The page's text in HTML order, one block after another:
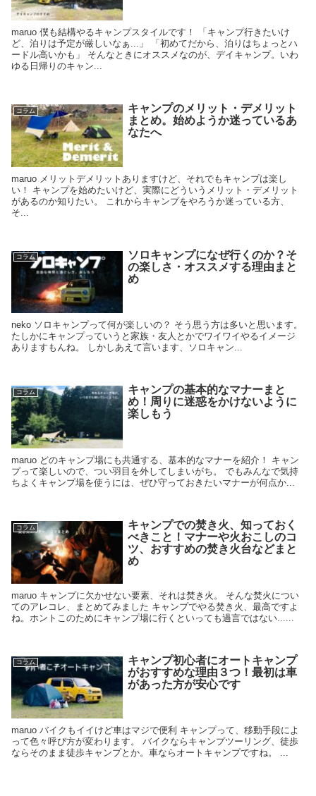
maruo 僕も結構やるキャンプスタイルです！ 「キャンプ行きたいけ
ど、泊りは予定が厳しいなぁ...」 「初めてだから、泊りはちょっとハ
ードル高いかも」 そんなときにオススメなのが、デイキャンプ。いわ
ゆる日帰りのキャン...
コラム
キャンプのメリット・デメリット
まとめ。始めようか迷っているあ
なたへ
maruo メリットデメリットありますけど、それでもキャンプは楽し
い！ キャンプを始めたいけど、実際にどういうメリット・デメリット
があるのか知りたい。 これからキャンプをやろうか迷っている方、
そ...
コラム
ソロキャンプになぜ行くのか？そ
の楽しさ・オススメする理由まと
め
neko ソロキャンプって何が楽しいの？ そう思う方は多いと思います。
たしかにキャンプっていうと家族・友人とかでワイワイやるイメージ
ありますもんね。 しかしあえて言います、ソロキャン...
コラム
キャンプの基本的なマナーまと
め！周りに迷惑をかけないように
楽しもう
maruo どのキャンプ場にも共通する、基本的なマナーを紹介！ キャン
プって楽しいので、つい羽目を外してしまいがち。 でもみんなで気持
ちよくキャンプ場を使うには、ぜひ守っておきたいマナーが何点か...
コラム
キャンプでの焚き火、知っておく
べきこと！マナーや火おこしのコ
ツ、おすすめの焚き火台などまと
め
maruo キャンプに欠かせない要素、それは焚き火。 そんな焚火につい
てのアレコレ、まとめてみました キャンプでやる焚き火、最高ですよ
ね。ホントこのためにキャンプ場に行くといっても過言ではない......
コラム
キャンプ初心者にオートキャンプ
がおすすめな理由３つ！最初は車
があった方が安心です
maruo バイクもイイけど車はマジで便利 キャンプって、移動手段によ
って色々呼び方が変わります。 バイクならキャンプツーリング、徒歩
ならそのまま徒歩キャンプとか。車ならオートキャンプですね。 ...